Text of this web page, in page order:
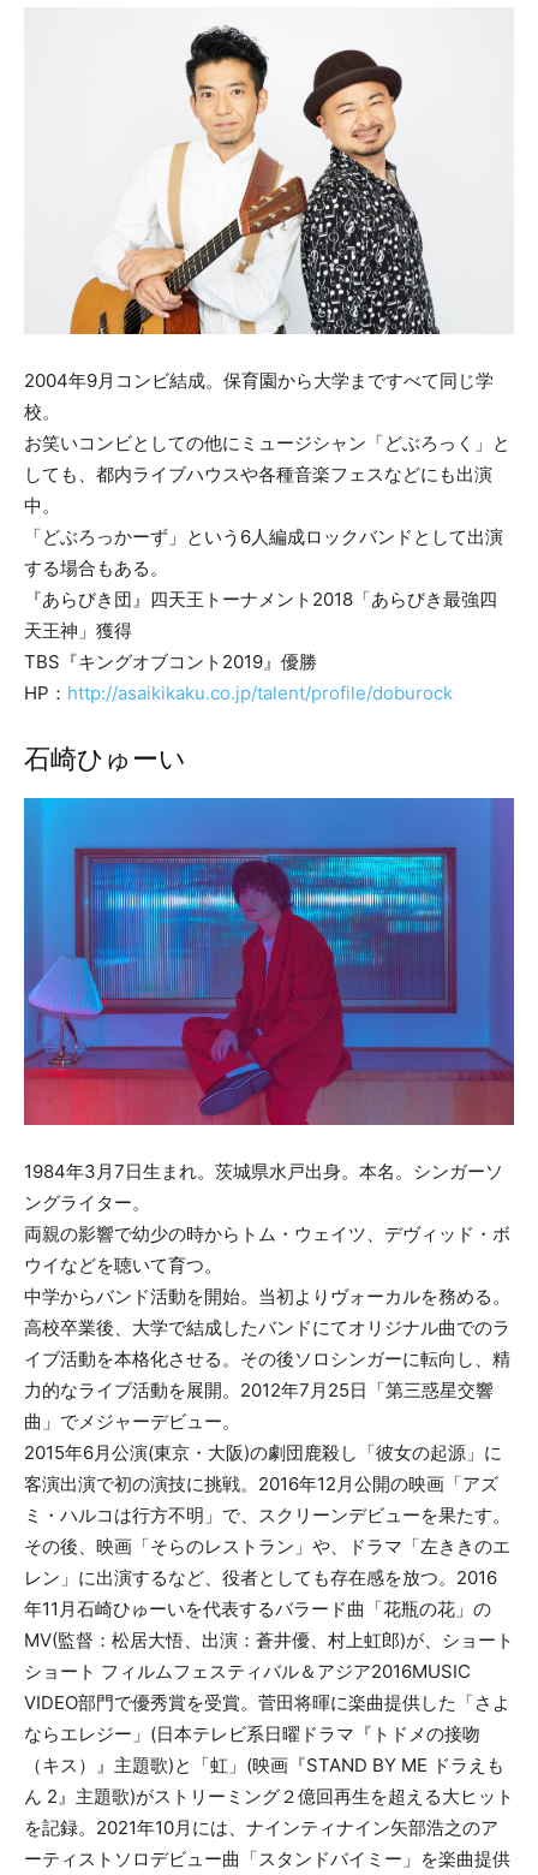
2004年9月コンビ結成。保育園から大学まですべて同じ学
校。
お笑いコンビとしての他にミュージシャン「どぶろっく」と
しても、都内ライブハウスや各種音楽フェスなどにも出演
中。
「どぶろっかーず」という6人編成ロックバンドとして出演
する場合もある。
『あらびき団』四天王トーナメント2018「あらびき最強四
天王神」獲得
TBS『キングオブコント2019』優勝
HP： http://asaikikaku.co.jp/talent/profile/doburock
石崎ひゅーい
1984年3月7日生まれ。茨城県水戸出身。本名。シンガーソ
ングライター。
両親の影響で幼少の時からトム・ウェイツ、デヴィッド・ボ
ウイなどを聴いて育つ。
中学からバンド活動を開始。当初よりヴォーカルを務める。
高校卒業後、大学で結成したバンドにてオリジナル曲でのラ
イブ活動を本格化させる。その後ソロシンガーに転向し、精
力的なライブ活動を展開。2012年7月25日「第三惑星交響
曲」でメジャーデビュー。
2015年6月公演(東京・大阪)の劇団鹿殺し「彼女の起源」に
客演出演で初の演技に挑戦。2016年12月公開の映画「アズ
ミ・ハルコは行方不明」で、スクリーンデビューを果たす。
その後、映画「そらのレストラン」や、ドラマ「左ききのエ
レン」に出演するなど、役者としても存在感を放つ。2016
年11月石崎ひゅーいを代表するバラード曲「花瓶の花」の
MV(監督：松居大悟、出演：蒼井優、村上虹郎)が、ショート
ショート フィルムフェスティバル＆アジア2016MUSIC
VIDEO部門で優秀賞を受賞。菅田将暉に楽曲提供した「さよ
ならエレジー」(日本テレビ系日曜ドラマ『トドメの接吻
（キス）』主題歌)と「虹」(映画『STAND BY ME ドラえも
ん 2』主題歌)がストリーミング２億回再生を超える大ヒット
を記録。2021年10月には、ナインティナイン矢部浩之のア
ーティストソロデビュー曲「スタンドバイミー」を楽曲提供